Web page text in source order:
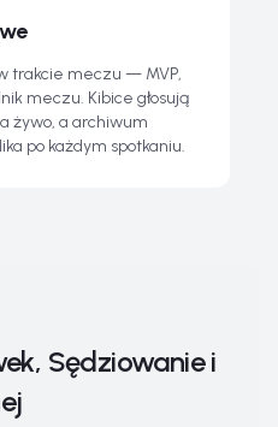
trakcie meczu — MVP,
meczu. Kibice głosują
żywo, a archiwum
po każdym spotkaniu.
Sędziowanie i